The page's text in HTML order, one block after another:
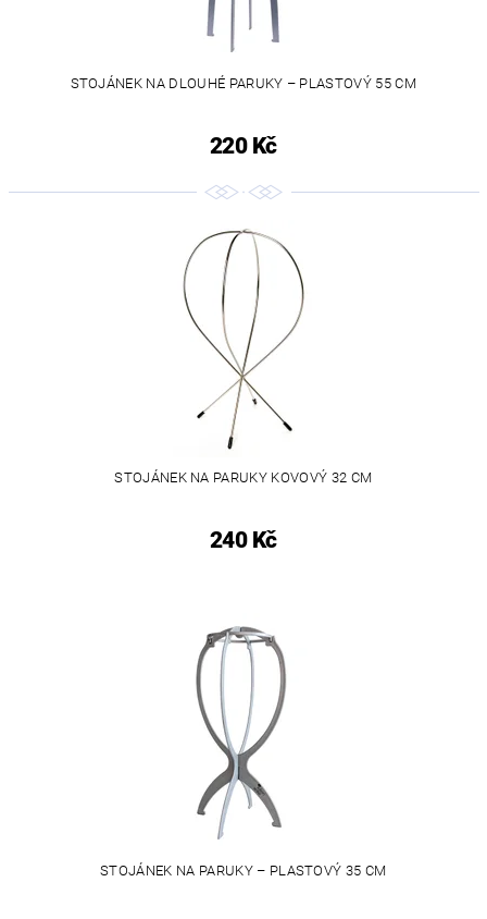
STOJÁNEK NA DLOUHÉ PARUKY – PLASTOVÝ 55 CM
220 Kč
STOJÁNEK NA PARUKY KOVOVÝ 32 CM
240 Kč
STOJÁNEK NA PARUKY – PLASTOVÝ 35 CM